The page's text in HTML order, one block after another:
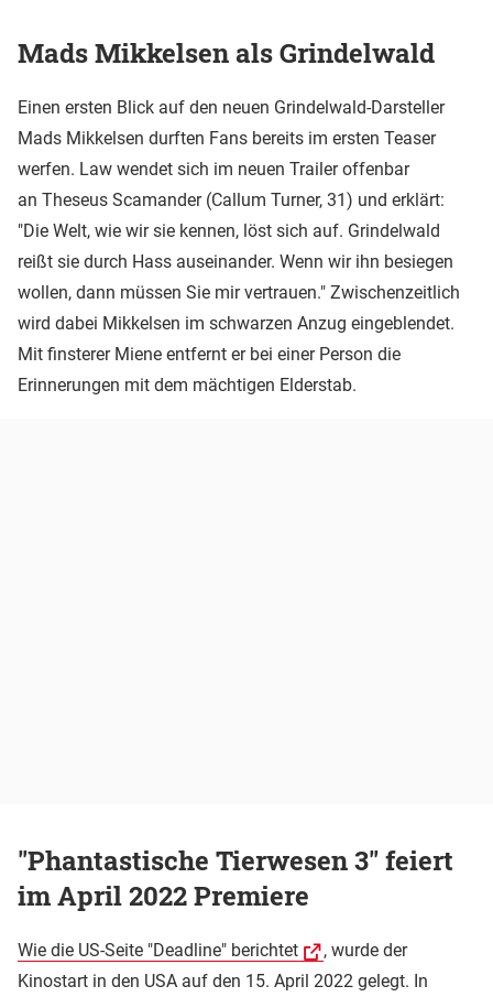
Mads Mikkelsen als Grindelwald
Einen ersten Blick auf den neuen Grindelwald-Darsteller
Mads Mikkelsen durften Fans bereits im ersten Teaser
werfen. Law wendet sich im neuen Trailer offenbar
an Theseus Scamander (Callum Turner, 31) und erklärt:
"Die Welt, wie wir sie kennen, löst sich auf. Grindelwald
reißt sie durch Hass auseinander. Wenn wir ihn besiegen
wollen, dann müssen Sie mir vertrauen." Zwischenzeitlich
wird dabei Mikkelsen im schwarzen Anzug eingeblendet.
Mit finsterer Miene entfernt er bei einer Person die
Erinnerungen mit dem mächtigen Elderstab.
"Phantastische Tierwesen 3" feiert
im April 2022 Premiere
Wie die US-Seite "Deadline" berichtet
, wurde der
Kinostart in den USA auf den 15. April 2022 gelegt. In